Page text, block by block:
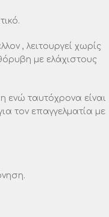
, λειτουργεί χωρίς
με ελάχιστους
ενώ ταυτόχρονα είναι
τον επαγγελματία με